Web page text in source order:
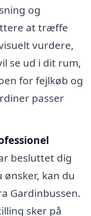
og
at træffe
vurdere,
se ud i dit rum,
for fejlkøb og
passer
besluttet dig
kan du
Gardinbussen.
sker på